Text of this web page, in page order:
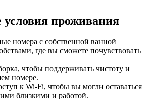
проживания
номера с собственной ванной
где вы сможете почувствовать
чтобы поддерживать чистоту и
номере.
к Wi-Fi, чтобы вы могли оставаться
близкими и работой.